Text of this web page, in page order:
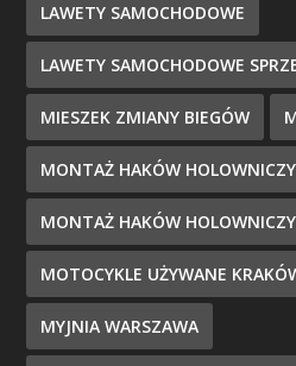
LAWETY SAMOCHODOWE
LAWETY SAMOCHODOWE
MIESZEK ZMIANY BIEGÓW
MONTAŻ HAKÓW
MONTAŻ HAKÓW
MOTOCYKLE UŻYWANE
MYJNIA WARSZAWA